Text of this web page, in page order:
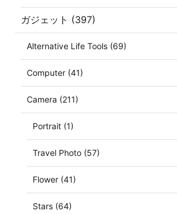
ガジェット (397)
Alternative Life Tools (69)
Computer (41)
Camera (211)
Portrait (1)
Travel Photo (57)
Flower (41)
Stars (64)